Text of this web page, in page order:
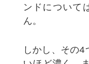
ンドについて
ん。
しかし、その